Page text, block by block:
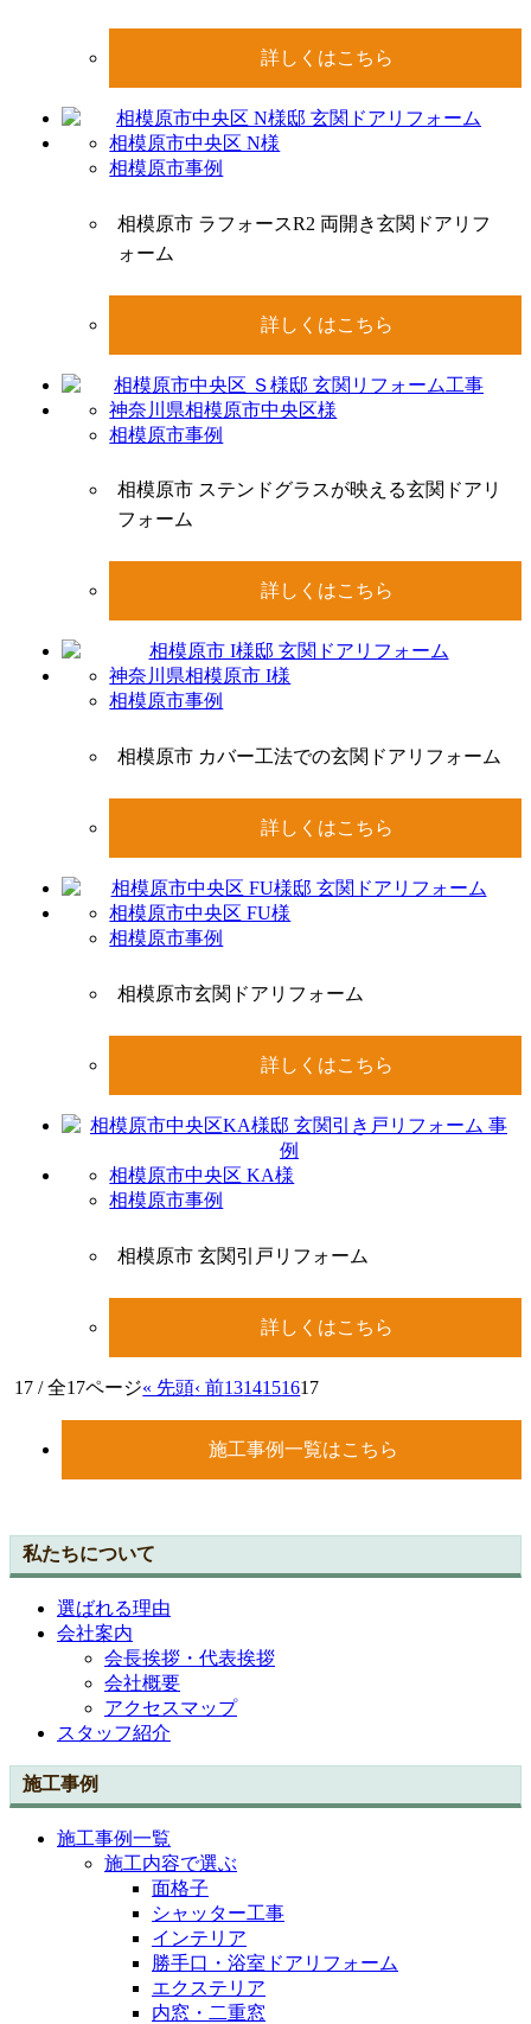
詳しくはこちら
相模原市中央区 N様
相模原市事例
相模原市 ラフォースR2 両開き玄関ドアリフ
ォーム
詳しくはこちら
神奈川県相模原市中央区様
相模原市事例
相模原市 ステンドグラスが映える玄関ドアリ
フォーム
詳しくはこちら
神奈川県相模原市 I様
相模原市事例
相模原市 カバー工法での玄関ドアリフォーム
詳しくはこちら
相模原市中央区 FU様
相模原市事例
相模原市玄関ドアリフォーム
詳しくはこちら
相模原市中央区 KA様
相模原市事例
相模原市 玄関引戸リフォーム
詳しくはこちら
17 / 全17ページ« 先頭‹ 前1314151617
施工事例一覧はこちら
私たちについて
選ばれる理由
会社案内
会長挨拶・代表挨拶
会社概要
アクセスマップ
スタッフ紹介
施工事例
施工事例一覧
施工内容で選ぶ
面格子
シャッター工事
インテリア
勝手口・浴室ドアリフォーム
エクステリア
内窓・二重窓